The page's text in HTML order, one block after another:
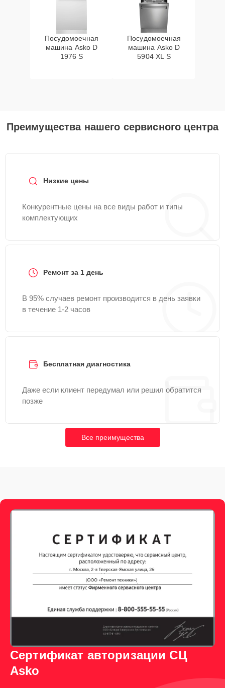
Посудомоечная
машина Asko D
1976 S
Посудомоечная
машина Asko D
5904 XL S
Преимущества нашего сервисного центра
Низкие цены
Конкурентные цены на все виды работ и типы
комплектующих
Ремонт за 1 день
В 95% случаев ремонт производится в день заявки
в течение 1-2 часов
Бесплатная диагностика
Даже если клиент передумал или решил обратится
позже
Все преимущества
Сертификат авторизации СЦ
Asko